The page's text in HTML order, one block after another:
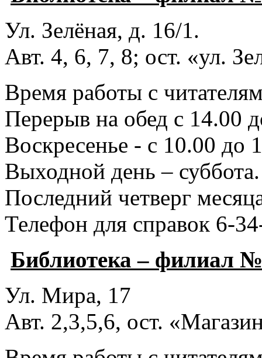
Ул. Зелёная, д. 16/1.
Авт. 4, 6, 7, 8; ост. «ул.
Время работы с
Перерыв на обед с 14.00
Воскресенье - с 10.00 до
Выходной день – суббота.
Последний четверг
Телефон для справок 6-
Библиотека – филиал
Ул. Мира, 17
Авт. 2,3,5,6, ост.